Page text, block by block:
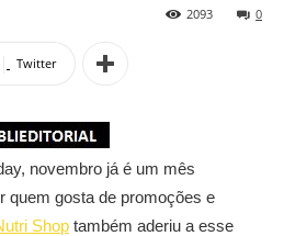
0
2093
Twitter
novembro já é um mês
quem gosta de promoções e
Shop também aderiu a esse